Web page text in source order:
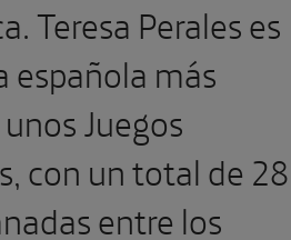
Teresa Perales es
española más
Juegos
con un total de 28
entre los